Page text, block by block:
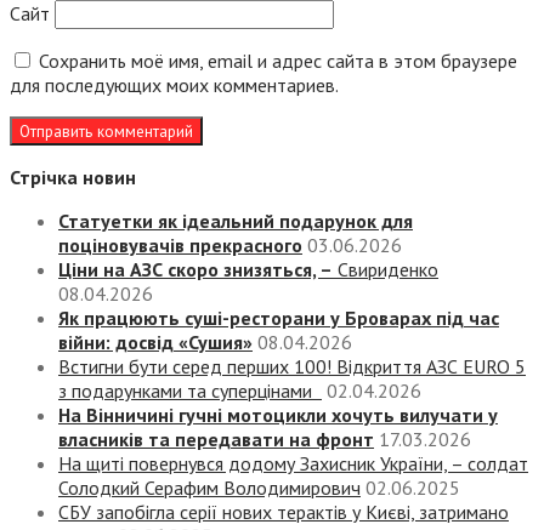
Сайт
Сохранить моё имя, email и адрес сайта в этом браузере
для последующих моих комментариев.
Стрічка новин
Статуетки як ідеальний подарунок для
поціновувачів прекрасного 03.06.2026
Ціни на АЗС скоро знизяться, – Свириденко
08.04.2026
Як працюють суші-ресторани у Броварах під час
війни: досвід «Сушия» 08.04.2026
Встигни бути серед перших 100! Відкриття АЗС EURO 5
з подарунками та суперцінами
02.04.2026
На Вінничині гучні мотоцикли хочуть вилучати у
власників та передавати на фронт 17.03.2026
На щиті повернувся додому Захисник України, – солдат
Солодкий Серафим Володимирович 02.06.2025
СБУ запобігла серії нових терактів у Києві, затримано